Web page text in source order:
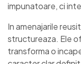
impunatoare, ci
In amenajarile
structureaza. Ele
transforma o